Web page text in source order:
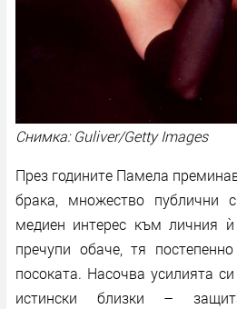
Снимка: Guliver/Getty Images
През годините Памела
брака, множество публични
медиен интерес към личния
пречупи обаче, тя
посоката. Насочва усилията
истински близки –